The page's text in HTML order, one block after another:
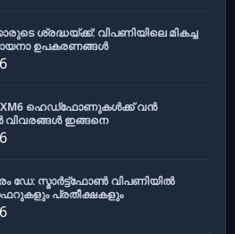
ശ്രദ്ധയ്ക്ക്: വിപണിയിലെ മികച്ച
ഉപകരണങ്ങൾ
ഹെഡ്‌ഫോണുകൾക്ക് വൻ
വിവരങ്ങൾ ഇങ്ങനെ
സ്മാർട്ട്ഫോൺ വിപണിയിൽ
പ്രതീക്ഷകളും